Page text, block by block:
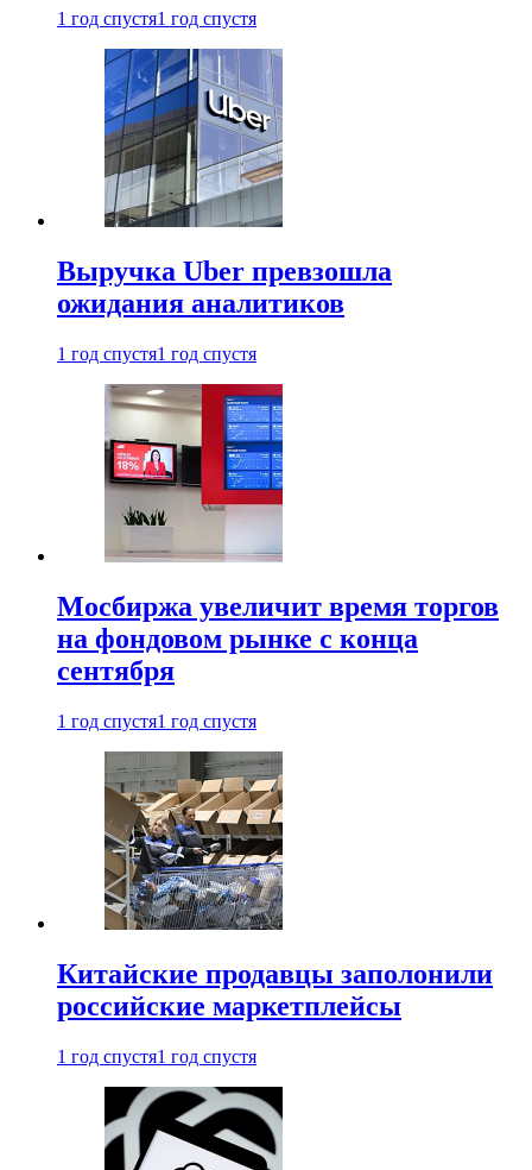
1 год спустя1 год спустя
Выручка Uber превзошла
ожидания аналитиков
1 год спустя1 год спустя
Мосбиржа увеличит время торгов
на фондовом рынке с конца
сентября
1 год спустя1 год спустя
Китайские продавцы заполонили
российские маркетплейсы
1 год спустя1 год спустя